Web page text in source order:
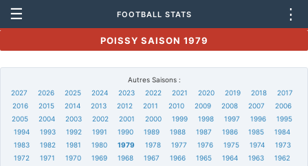
☰ FOOTBALL STATS ⋮
POISSY SAISON 1979
Autres Saisons :
2027
2026 2025 2024 2023 2022 2021 2020 2019 2018
2017
2016
2015 2014 2013 2012 2011 2010 2009 2008 2007
2006
2005
2004 2003 2002 2001 2000 1999 1998 1997 1996
1995
1994
1993 1992 1991 1990 1989 1988 1987 1986 1985
1984
1983
1982 1981 1980 1979 1978 1977 1976 1975 1974
1973
1972
1971 1970 1969 1968 1967 1966 1965 1964 1963
1962